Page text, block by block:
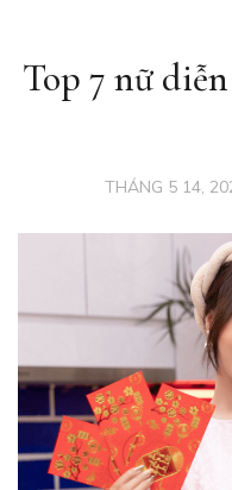
Top 7 nữ
THÁNG 5 14,